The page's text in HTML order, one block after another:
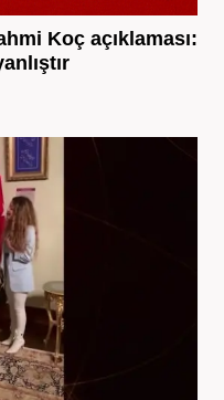
Koç açıklaması: